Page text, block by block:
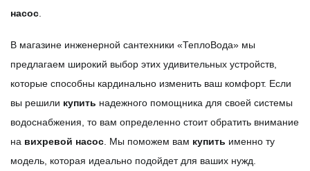
насос
В магазине инженерной сантехники «ТеплоВода» мы
предлагаем широкий выбор этих удивительных устройств,
которые способны кардинально изменить ваш комфорт. Если
вы решили купить надежного помощника для своей системы
водоснабжения, то вам определенно стоит обратить внимание
на вихревой насос. Мы поможем вам купить именно ту
модель, которая идеально подойдет для ваших нужд.